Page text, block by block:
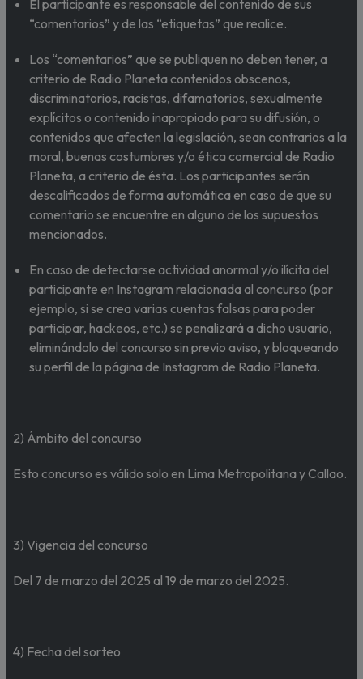
El participante es responsable del contenido de sus
“comentarios” y de las “etiquetas” que realice.
Los “comentarios” que se publiquen no deben tener, a
criterio de Radio Planeta contenidos obscenos,
discriminatorios, racistas, difamatorios, sexualmente
explícitos o contenido inapropiado para su difusión, o
contenidos que afecten la legislación, sean contrarios a la
moral, buenas costumbres y/o ética comercial de Radio
Planeta, a criterio de ésta. Los participantes serán
descalificados de forma automática en caso de que su
comentario se encuentre en alguno de los supuestos
mencionados.
En caso de detectarse actividad anormal y/o ilícita del
participante en Instagram relacionada al concurso (por
ejemplo, si se crea varias cuentas falsas para poder
participar, hackeos, etc.) se penalizará a dicho usuario,
eliminándolo del concurso sin previo aviso, y bloqueando
su perfil de la página de Instagram de Radio Planeta.
2) Ámbito del concurso
Esto concurso es válido solo en Lima Metropolitana y Callao.
3) Vigencia del concurso
Del 7 de marzo del 2025 al 19 de marzo del 2025.
4) Fecha del sorteo